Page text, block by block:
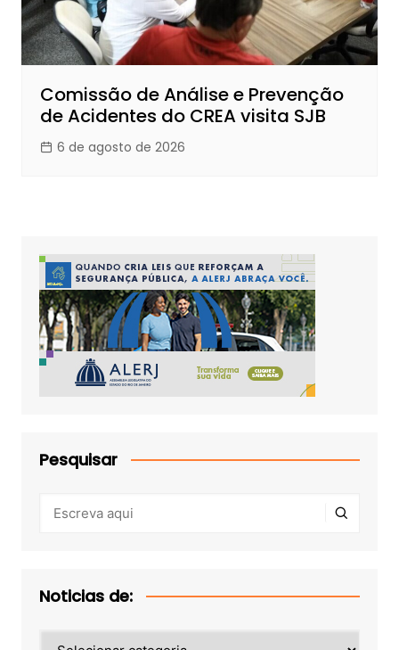
Comissão de Análise e Prevenção
de Acidentes do CREA visita SJB
6 de agosto de 2026
Pesquisar
Noticias de: